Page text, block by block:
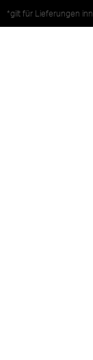
*gilt für Lieferungen